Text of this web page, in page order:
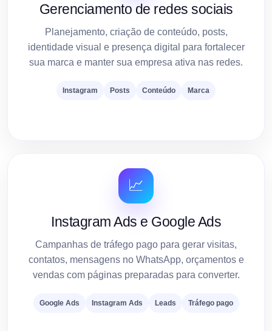
Gerenciamento de redes sociais
Planejamento, criação de conteúdo, posts,
identidade visual e presença digital para fortalecer
sua marca e manter sua empresa ativa nas redes.
Instagram Posts Conteúdo Marca
📈
Instagram Ads e Google Ads
Campanhas de tráfego pago para gerar visitas,
contatos, mensagens no WhatsApp, orçamentos e
vendas com páginas preparadas para converter.
Google Ads Instagram Ads Leads Tráfego pago